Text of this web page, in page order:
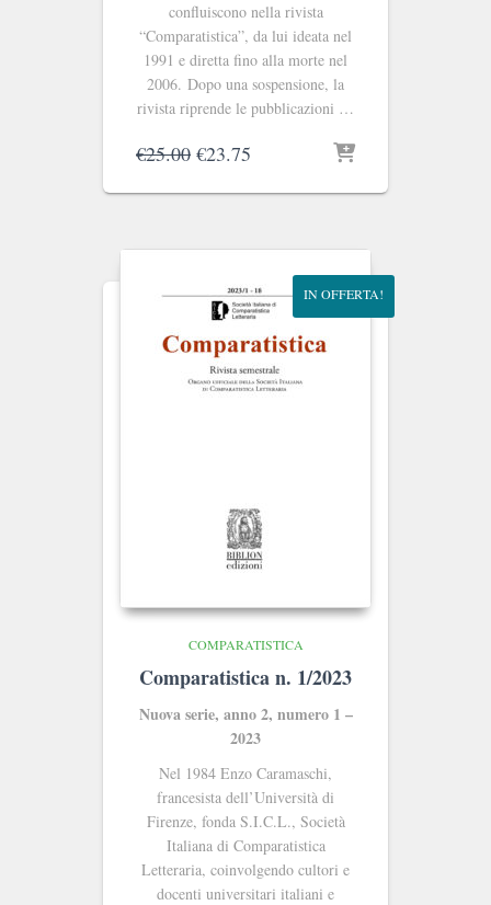
confluiscono nella rivista
“Comparatistica”, da lui ideata nel
1991 e diretta fino alla morte nel
2006. Dopo una sospensione, la
rivista riprende le pubblicazioni …
€25.00 Il
originale
€25.00.
€23.75
attuale
€23.75.
IN OFFERTA!
COMPARATISTICA
Comparatistica n. 1/2023
Nuova serie, anno 2, numero 1 –
2023
Nel 1984 Enzo Caramaschi,
francesista dell’Università di
Firenze, fonda S.I.C.L., Società
Italiana di Comparatistica
Letteraria, coinvolgendo cultori e
docenti universitari italiani e